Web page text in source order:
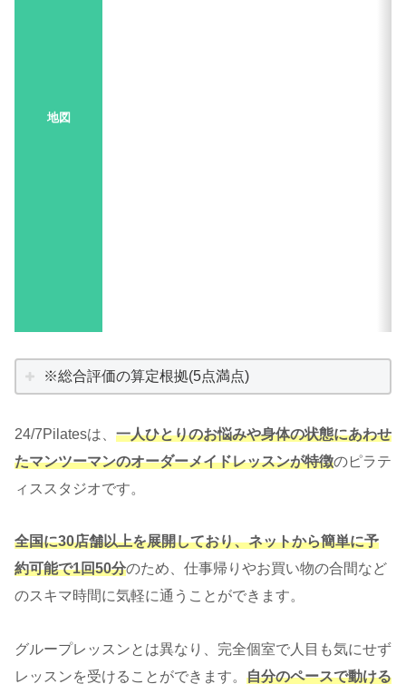
地図
※総合評価の算定根拠(5点満点)
24/7Pilatesは、 一人ひとりのお悩みや身体の状態にあわせ
たマンツーマンのオーダーメイドレッスンが特徴のピラテ
ィススタジオです。
全国に30店舗以上を展開しており、ネットから簡単に予
約可能で1回50分のため、仕事帰りやお買い物の合間など
のスキマ時間に気軽に通うことができます。
グループレッスンとは異なり、完全個室で人目も気にせず
レッスンを受けることができます。 自分のペースで動ける